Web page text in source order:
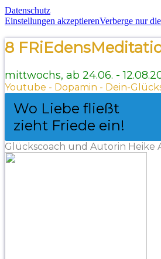
Datenschutz
Einstellungen akzeptierenVerberge nur
8
mittwochs, ab 24.06. -
Youtube - Dopamin - Dein-
Wo Liebe fließt
zieht Friede ein!
Glückscoach und Autorin Heike